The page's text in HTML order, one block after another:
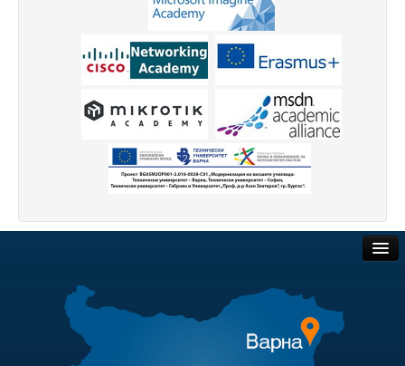
Библиотека
Студентски стол
Почивни бази
Безжичен интернет
Одити
Избори
Търгове и наеми
Полезни връзки